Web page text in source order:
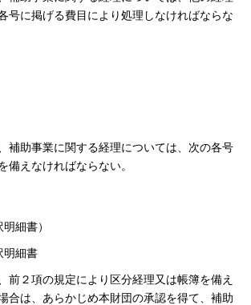
号に掲げる費目により処理しなければならな
補助事業に関する経理については、次の各号
備えなければならない。
細書）
明細書
２項の規定により区分経理又は帳簿を備え
合は、あらかじめ本財団の承認を得て、補助